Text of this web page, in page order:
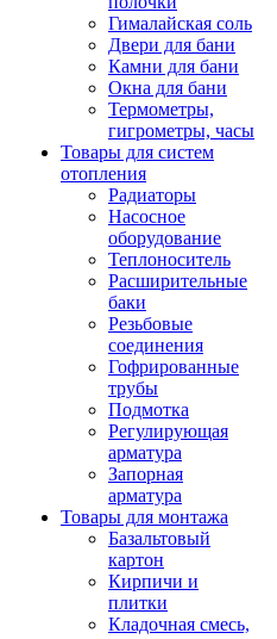
Гималайская соль
Двери для бани
Камни для бани
Окна для бани
Термометры,
гигрометры, часы
Товары для систем
отопления
Радиаторы
Насосное
оборудование
Теплоноситель
Расширительные
баки
Резьбовые
соединения
Гофрированные
трубы
Подмотка
Регулирующая
арматура
Запорная
арматура
Товары для монтажа
Базальтовый
картон
Кирпичи и
плитки
Кладочная смесь,